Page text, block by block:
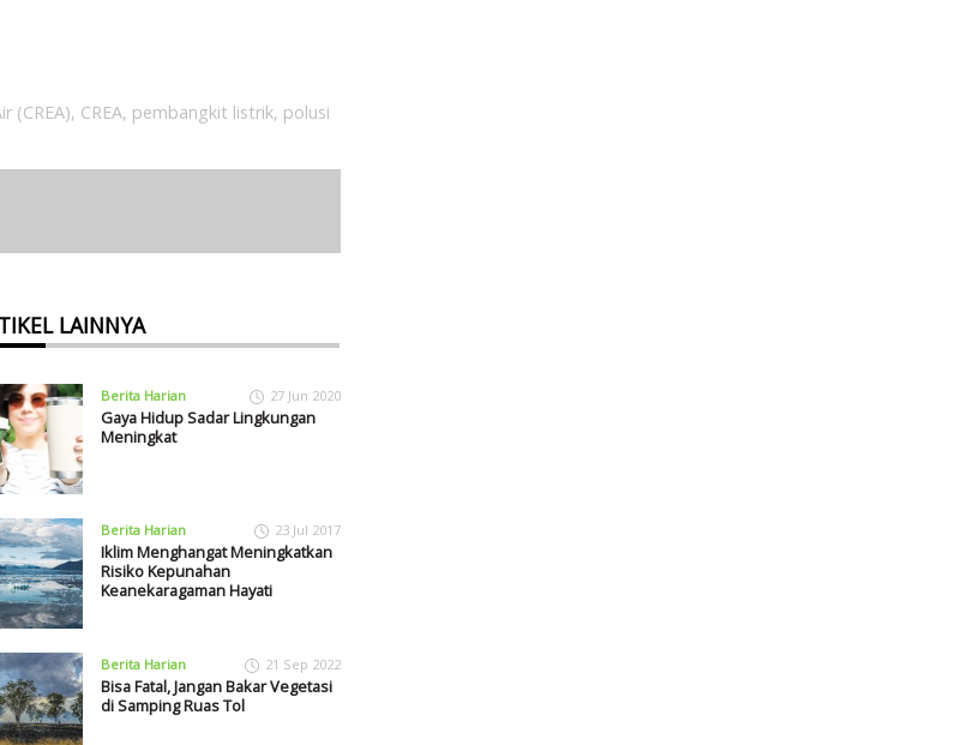
(CREA), CREA, pembangkit listrik, polusi
LAINNYA
Berita Harian 27 Jun 2020
Gaya Hidup Sadar Lingkungan
Meningkat
Berita Harian 23 Jul 2017
Iklim Menghangat Meningkatkan
Risiko Kepunahan
Keanekaragaman Hayati
Berita Harian 21 Sep 2022
Bisa Fatal, Jangan Bakar Vegetasi
di Samping Ruas Tol